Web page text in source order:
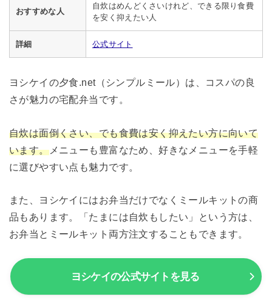
おすすめな人
自炊はめんどくさいけれど、できる限り食費
を安く抑えたい人
詳細 公式サイト
ヨシケイの夕食.net（シンプルミール）は、コスパの良
さが魅力の宅配弁当です。
自炊は面倒くさい、でも食費は安く抑えたい方に向いて
います。メニューも豊富なため、好きなメニューを手軽
に選びやすい点も魅力です。
また、ヨシケイにはお弁当だけでなくミールキットの商
品もあります。「たまには自炊もしたい」という方は、
お弁当とミールキット両方注文することもできます。
ヨシケイの公式サイトを見る